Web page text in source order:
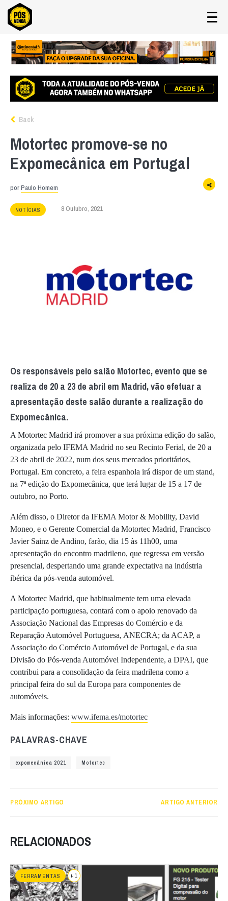
Back
Motortec promove-se no
Expomecânica em Portugal
porPaulo Homem
NOTÍCIAS 8 Outubro, 2021
Os responsáveis pelo salão Motortec, evento que se
realiza de 20 a 23 de abril em Madrid, vão efetuar a
apresentação deste salão durante a realização do
Expomecânica.
A Motortec Madrid irá promover a sua próxima edição do salão,
organizada pelo IFEMA Madrid no seu Recinto Ferial, de 20 a
23 de abril de 2022, num dos seus mercados prioritários,
Portugal. Em concreto, a feira espanhola irá dispor de um stand,
na 7ª edição do Expomecânica, que terá lugar de 15 a 17 de
outubro, no Porto.
Além disso, o Diretor da IFEMA Motor & Mobility, David
Moneo, e o Gerente Comercial da Motortec Madrid, Francisco
Javier Sainz de Andino, farão, dia 15 às 11h00, uma
apresentação do encontro madrileno, que regressa em versão
presencial, despertando uma grande expectativa na indústria
ibérica da pós-venda automóvel.
A Motortec Madrid, que habitualmente tem uma elevada
participação portuguesa, contará com o apoio renovado da
Associação Nacional das Empresas do Comércio e da
Reparação Automóvel Portuguesa, ANECRA; da ACAP, a
Associação do Comércio Automóvel de Portugal, e da sua
Divisão do Pós-venda Automóvel Independente, a DPAI, que
contribui para a consolidação da feira madrilena como a
principal feira do sul da Europa para componentes de
automóveis.
Mais informações: www.ifema.es/motortec
PALAVRAS-CHAVE
expomecânica 2021 Motortec
PRÓXIMO ARTIGO ARTIGO ANTERIOR
RELACIONADOS
FERRAMENTAS + 1